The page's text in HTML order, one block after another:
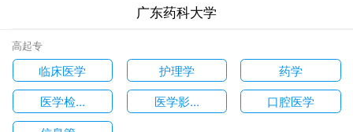
广东药科大学
高起专
临床医学 护理学
药学
医学检...
医学影...
口腔医学